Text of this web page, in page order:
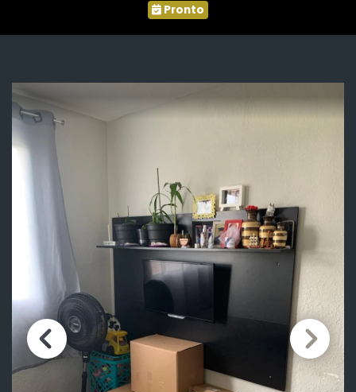
Pronto